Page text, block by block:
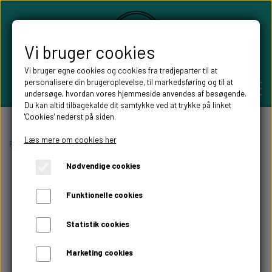
PERSONLIGE GAVER
BRYLLUPS GAVER
DÅBSGAVER/ NAVNGIVNING
SKILTE TIL FESTEN
WILLOW TREE FIGURER
WILLOW TREE BRYLLUPS FIGURER
Forside Pynt til festen Gæstebøger
Vi bruger cookies
Vi bruger egne cookies og cookies fra tredjeparter til at
personalisere din brugeroplevelse, til markedsføring og til at
undersøge, hvordan vores hjemmeside anvendes af besøgende.
Du kan altid tilbagekalde dit samtykke ved at trykke på linket
'Cookies' nederst på siden.
Læs mere om cookies her
Nødvendige cookies
Funktionelle cookies
Statistik cookies
Marketing cookies